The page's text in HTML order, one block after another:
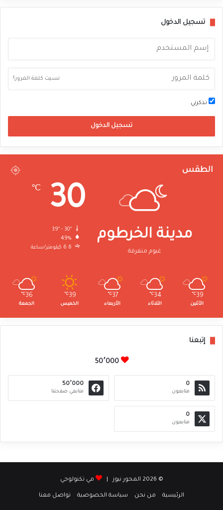
تسجيل الدخول
نسيت كلمة المرور؟
تذكرني
تسجيل الدخول
الطقس
مدينة الخرطوم
غيوم متفرقة
30
℃
49%
6.6 كيلومتر/ساعة
39
℃
الأثنين
34
℃
الثلاثاء
37
℃
الأربعاء
39
℃
الخميس
36
℃
الجمعة
إتبعنا
50٬000
0
متابعون
50٬000
متابعي صفحتنا
0
متابعون
© 2026 المحور نيوز | مي تكنولوجي
الرئيسية من نحن سياسة الخصوصية تواصل معنا